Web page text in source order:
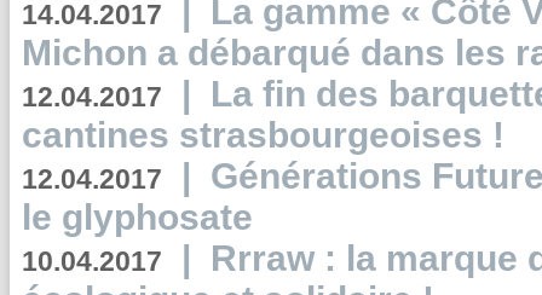
14.04.2017 | La gamme « Côté
Michon a débarqué dans les
12.04.2017 | La fin des
cantines strasbourgeoises !
12.04.2017 | Générations
le glyphosate
10.04.2017 | Rrraw : la marque